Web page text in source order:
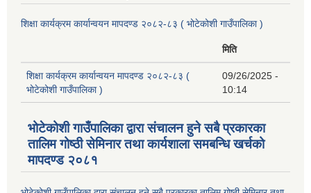
शिक्षा कार्यक्रम कार्यान्वयन मापदण्ड २०८२-८३ ( भोटेकोशी गाउँपालिका )
मिति
शिक्षा कार्यक्रम कार्यान्वयन मापदण्ड २०८२-८३ (
भोटेकोशी गाउँपालिका )
09/26/2025 -
10:14
भोटेकोशी गाउँपालिका द्वारा संचालन हुने सबै प्रकारका
तालिम गोष्ठी सेमिनार तथा कार्यशाला समबन्धि खर्चको
मापदण्ड २०८१